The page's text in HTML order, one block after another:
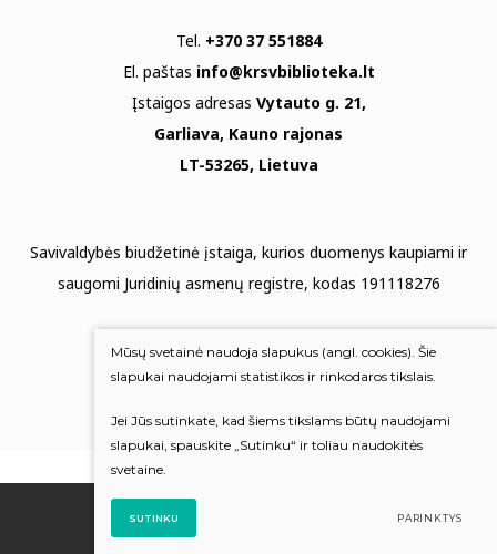
Tel. +370 37 551884
El. paštas info@krsvbiblioteka.lt
Įstaigos adresas Vytauto g. 21,
Garliava, Kauno rajonas
LT-53265, Lietuva
Savivaldybės biudžetinė įstaiga, kurios duomenys kaupiami ir
saugomi Juridinių asmenų registre, kodas 191118276
Duomenų apsauga
Mums rūpi Jūsų nuomonė
Įvertinkite mus
© 2022 Visos teisės saugomos
Sukūrė:
Mūsų svetainė naudoja slapukus (angl. cookies). Šie
slapukai naudojami statistikos ir rinkodaros tikslais.
Jei Jūs sutinkate, kad šiems tikslams būtų naudojami
slapukai, spauskite „Sutinku“ ir toliau naudokitės
svetaine.
SUTINKU PARINKTYS